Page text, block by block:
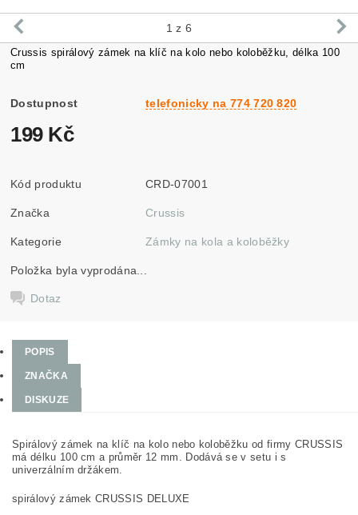
1 z 6
Crussis spirálový zámek na klíč na kolo nebo koloběžku, délka 100
cm
Dostupnost telefonicky na 774 720 820
199 Kč
Kód produktu CRD-07001
Značka Crussis
Kategorie Zámky na kola a koloběžky
Položka byla vyprodána...
Dotaz
POPIS
ZNAČKA
DISKUZE
Spirálový zámek na klíč na kolo nebo koloběžku od firmy CRUSSIS
má délku 100 cm a průměr 12 mm. Dodává se v setu i s
univerzálním držákem.
spirálový zámek CRUSSIS DELUXE